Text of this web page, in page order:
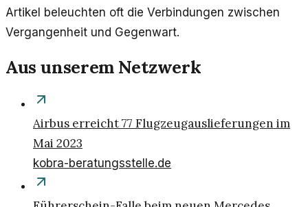
Artikel beleuchten oft die Verbindungen zwischen
Vergangenheit und Gegenwart.
Aus unserem Netzwerk
Airbus erreicht 77 Flugzeugauslieferungen im
Mai 2023
kobra-beratungsstelle.de